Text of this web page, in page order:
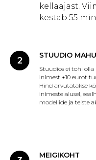
kellaajast.
kestab 55
STUUDIO
Stuudios ei tohi olla
inimest +10 eurot
Hind arvutatakse
inimeste alusel,
modellide ja teiste
MEIGIKOHT